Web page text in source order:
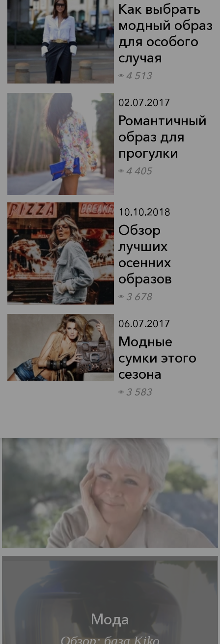
Мода
Обзор: легендарное зарное
масло от Clarins
Мода
Звездный стиль: Трэвис
Фиммел
Сделай переворот с Кети
Байрон
29.10.2018
Простой инструмент,
помогающий менять жизнь
к лучшему
Мода
Обзор: база Kiko
Как выбрать
модный образ
для особого
случая
4 513
02.07.2017
Романтичный
образ для
прогулки
4 405
10.10.2018
Обзор
лучших
осенних
образов
3 678
06.07.2017
Модные
сумки этого
сезона
3 583